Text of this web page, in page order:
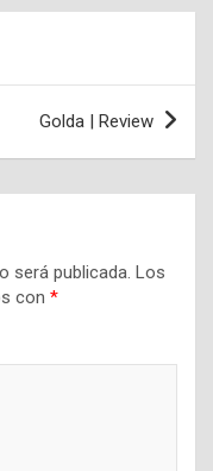
Golda | Review
será publicada. Los
con *